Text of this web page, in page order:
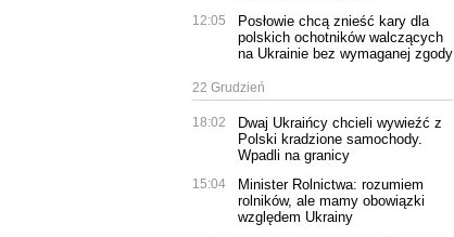
12:05
Posłowie chcą znieść kary dla
polskich ochotników walczących
na Ukrainie bez wymaganej zgody
22 Grudzień
18:02
Dwaj Ukraińcy chcieli wywieźć z
Polski kradzione samochody.
Wpadli na granicy
15:04
Minister Rolnictwa: rozumiem
rolników, ale mamy obowiązki
względem Ukrainy